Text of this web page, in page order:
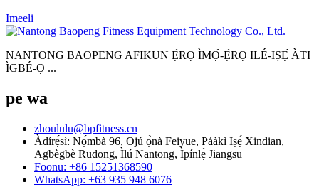
Imeeli
NANTONG BAOPENG AFIKUN Ẹ̀RỌ ÌMỌ̀-Ẹ̀RỌ ILÉ-IṢẸ́ ÀTI
ÌGBÉ-Ọ ...
pe wa
zhoululu@bpfitness.cn
Àdírẹ́sì: Nọ́mbà 96, Ojú ọ̀nà Feiyue, Páàkì Iṣẹ́ Xindian,
Agbègbè Rudong, Ìlú Nantong, Ìpínlẹ̀ Jiangsu
Foonu: +86 15251368590
WhatsApp: +63 935 948 6076